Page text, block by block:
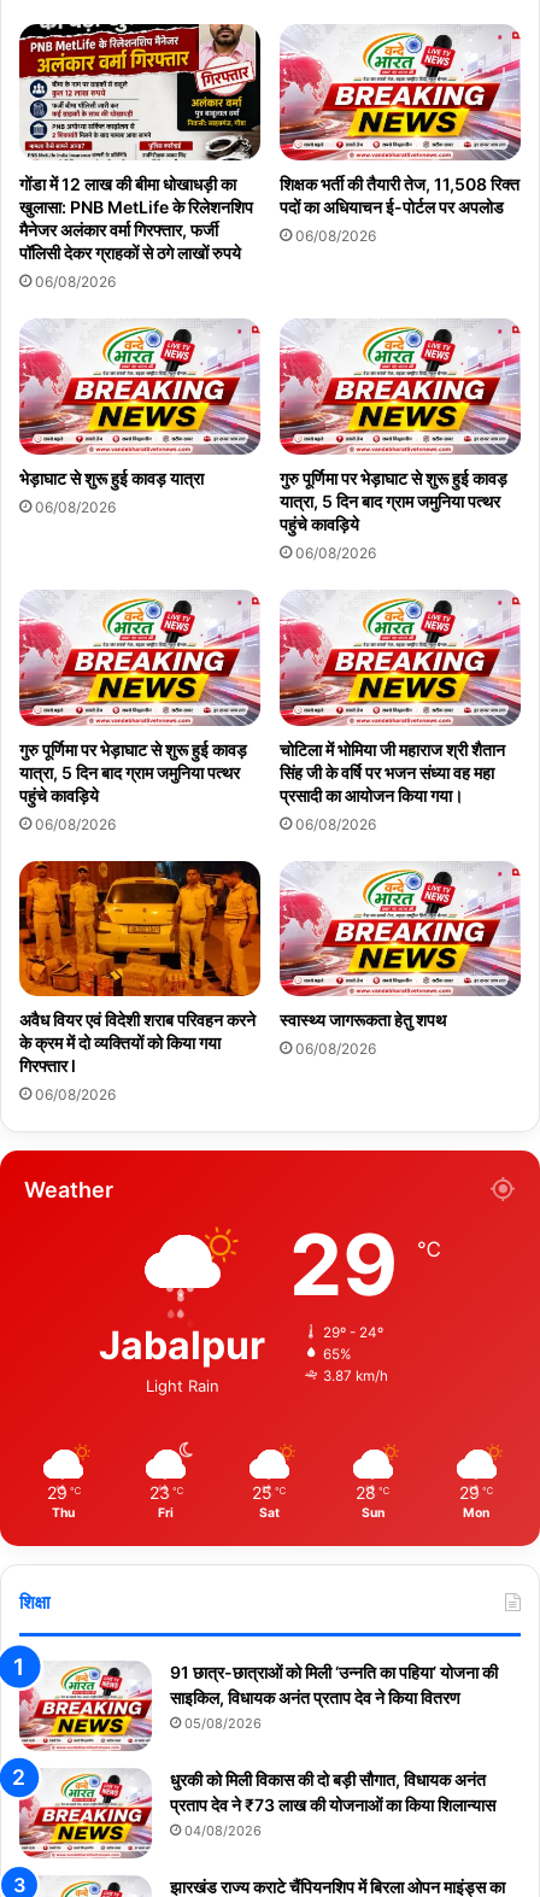
गोंडा में 12 लाख की बीमा धोखाधड़ी का
खुलासा: PNB MetLife के रिलेशनशिप
मैनेजर अलंकार वर्मा गिरफ्तार, फर्जी
पॉलिसी देकर ग्राहकों से ठगे लाखों रुपये
06/08/2026
शिक्षक भर्ती की तैयारी तेज, 11,508 रिक्त
पदों का अधियाचन ई-पोर्टल पर अपलोड
06/08/2026
भेड़ाघाट से शुरू हुई कावड़ यात्रा
06/08/2026
गुरु पूर्णिमा पर भेड़ाघाट से शुरू हुई कावड़
यात्रा, 5 दिन बाद ग्राम जमुनिया पत्थर
पहुंचे कावड़िये
06/08/2026
गुरु पूर्णिमा पर भेड़ाघाट से शुरू हुई कावड़
यात्रा, 5 दिन बाद ग्राम जमुनिया पत्थर
पहुंचे कावड़िये
06/08/2026
चोटिला में भोमिया जी महाराज श्री शैतान
सिंह जी के वर्षि पर भजन संध्या वह महा
प्रसादी का आयोजन किया गया।
06/08/2026
अवैध वियर एवं विदेशी शराब परिवहन करने
के क्रम में दो व्यक्तियों को किया गया
गिरफ्तार l
06/08/2026
स्वास्थ्य जागरूकता हेतु शपथ
06/08/2026
Weather
Jabalpur
Light Rain
29 ℃
29º - 24º
65%
3.87 km/h
29 ℃
Thu
23 ℃
Fri
25 ℃
Sat
28 ℃
Sun
29 ℃
Mon
शिक्षा
91 छात्र-छात्राओं को मिली ‘उन्नति का पहिया’ योजना की
साइकिल, विधायक अनंत प्रताप देव ने किया वितरण
05/08/2026
धुरकी को मिली विकास की दो बड़ी सौगात, विधायक अनंत
प्रताप देव ने ₹73 लाख की योजनाओं का किया शिलान्यास
04/08/2026
झारखंड राज्य कराटे चैंपियनशिप में बिरला ओपन माइंड्स का